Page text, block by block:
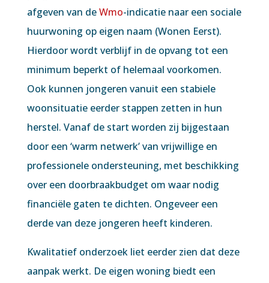
afgeven van deWmo-indicatie naar een sociale
huurwoning op eigen naam (Wonen Eerst).
Hierdoor wordt verblijf in de opvang tot een
minimum beperkt of helemaal voorkomen.
Ook kunnen jongeren vanuit een stabiele
woonsituatie eerder stappen zetten in hun
herstel. Vanaf de start worden zij bijgestaan
door een ‘warm netwerk’ van vrijwillige en
professionele ondersteuning, met beschikking
over een doorbraakbudget om waar nodig
financiële gaten te dichten. Ongeveer een
derde van deze jongeren heeft kinderen.
Kwalitatief onderzoek liet eerder zien dat deze
aanpak werkt. De eigen woning biedt een